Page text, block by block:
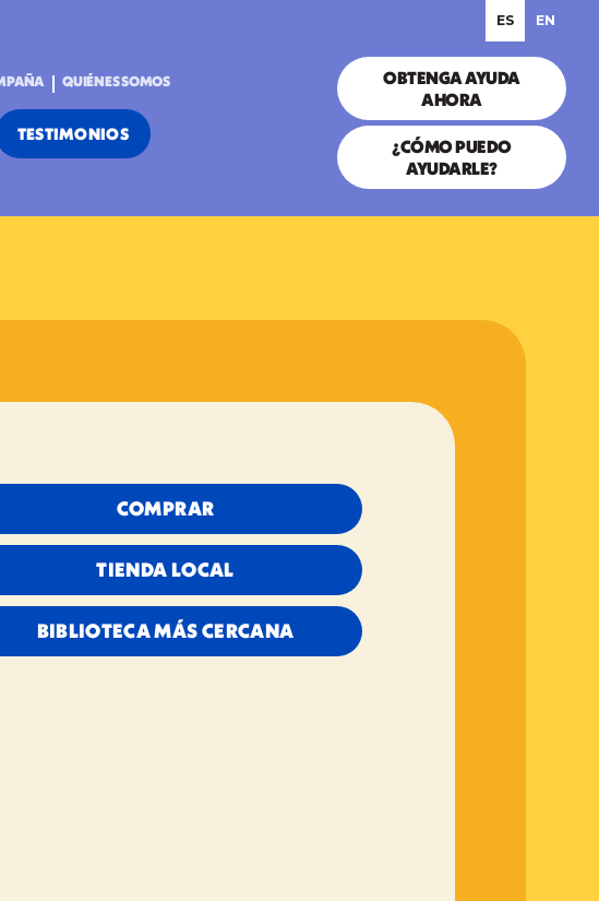
QUIÉNES SOMOS
TESTIMONIOS
OBTENGA AYUDA
AHORA
¿CÓMO PUEDO
AYUDARLE?
COMPRAR
TIENDA LOCAL
BIBLIOTECA MÁS CERCANA
ES EN